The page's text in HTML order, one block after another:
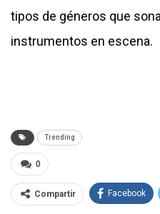
tipos de géneros que
instrumentos en escena.
Trending
0
Compartir Facebook